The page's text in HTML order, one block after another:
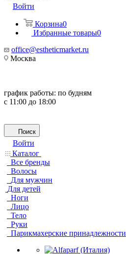
Войти
Корзина0
Избранные товары0
office@estheticmarket.ru
Москва
график работы: по будням
с 11:00 до 18:00
Поиск
Войти
Каталог
Все бренды
Волосы
Для мужчин
Для детей
Ноги
Лицо
Тело
Руки
Парикмахерские принадлежности